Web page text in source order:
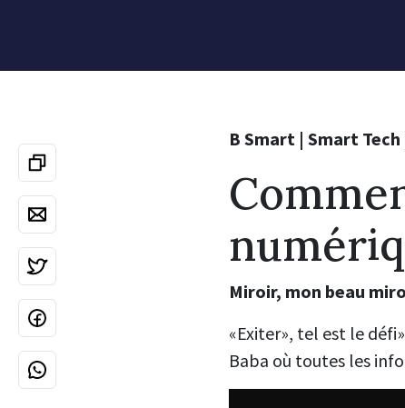
B Smart | Smart Tech
Miroir, mon beau
«Exiter», tel est le
Baba où toutes les